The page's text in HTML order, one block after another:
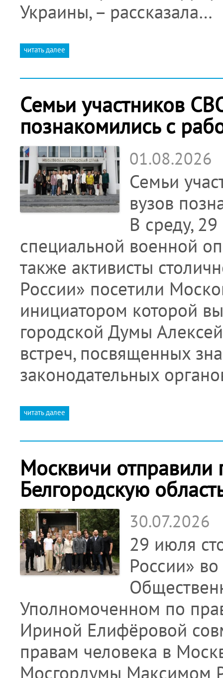
Украины, – рассказала…
читать далее
Семьи участников
познакомились с
01.08.2026
Семьи
вузов
В среду,
специальной военной
также активисты
России» посетили
инициатором которой
городской Думы
встреч, посвященных
законодательных
читать далее
Москвичи отправили
Белгородскую
30.07.2026
29 июля
России»
Уполномоченном по
Ириной Елифёровой
правам человека в
Мосгордумы Максимом